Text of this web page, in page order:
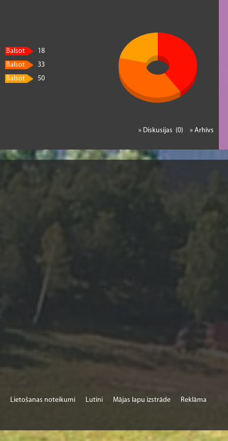
Balsot
18
Balsot
33
Balsot
50
» Arhīvs
» Diskusijas (0)
Lietošanas noteikumi Lutini Mājas lapu izstrāde Reklāma